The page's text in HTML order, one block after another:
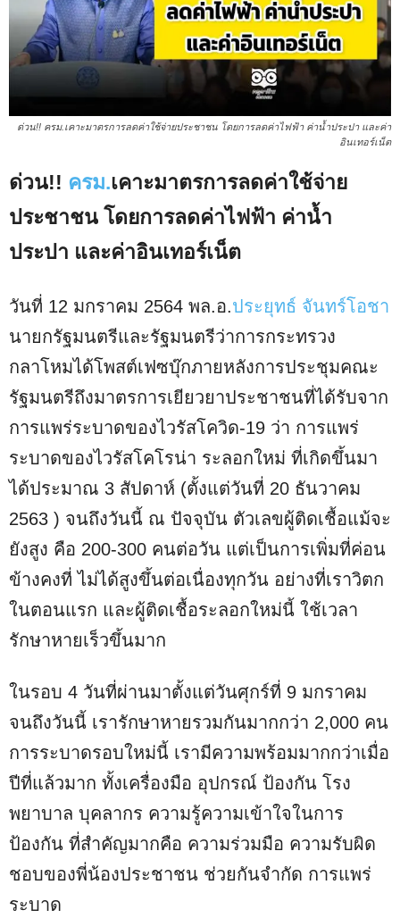
ด่วน!! ครม.เคาะมาตรการลดค่าใช้จ่ายประชาชน โดยการลดค่าไฟฟ้า ค่าน้ำประปา และค่า
อินเทอร์เน็ต
ด่วน!! ครม.เคาะมาตรการลดค่าใช้จ่าย
ประชาชน โดยการลดค่าไฟฟ้า ค่าน้ำ
ประปา และค่าอินเทอร์เน็ต
วันที่ 12 มกราคม 2564 พล.อ.ประยุทธ์ จันทร์โอชา
นายกรัฐมนตรีและรัฐมนตรีว่าการกระทรวง
กลาโหมได้โพสต์เฟซบุ๊กภายหลังการประชุมคณะ
รัฐมนตรีถึงมาตรการเยียวยาประชาชนที่ได้รับจาก
การแพร่ระบาดของไวรัสโควิด-19 ว่า การแพร่
ระบาดของไวรัสโคโรน่า ระลอกใหม่ ที่เกิดขึ้นมา
ได้ประมาณ 3 สัปดาห์ (ตั้งแต่วันที่ 20 ธันวาคม
2563 ) จนถึงวันนี้ ณ ปัจจุบัน ตัวเลขผู้ติดเชื้อแม้จะ
ยังสูง คือ 200-300 คนต่อวัน แต่เป็นการเพิ่มที่ค่อน
ข้างคงที่ ไม่ได้สูงขึ้นต่อเนื่องทุกวัน อย่างที่เราวิตก
ในตอนแรก และผู้ติดเชื้อระลอกใหม่นี้ ใช้เวลา
รักษาหายเร็วขึ้นมาก
ในรอบ 4 วันที่ผ่านมาตั้งแต่วันศุกร์ที่ 9 มกราคม
จนถึงวันนี้ เรารักษาหายรวมกันมากกว่า 2,000 คน
การระบาดรอบใหม่นี้ เรามีความพร้อมมากกว่าเมื่อ
ปีที่แล้วมาก ทั้งเครื่องมือ อุปกรณ์ ป้องกัน โรง
พยาบาล บุคลากร ความรู้ความเข้าใจในการ
ป้องกัน ที่สำคัญมากคือ ความร่วมมือ ความรับผิด
ชอบของพี่น้องประชาชน ช่วยกันจำกัด การแพร่
ระบาด